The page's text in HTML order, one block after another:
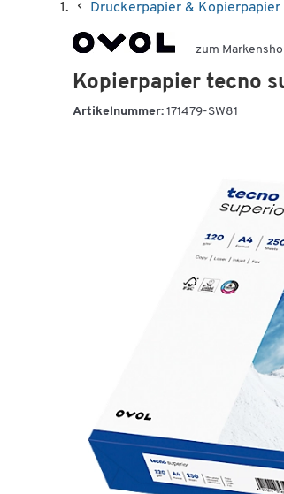
Druckerpapier & Kopierpapier
zum
Kopierpapier tecno
Artikelnummer: 171479-SW81